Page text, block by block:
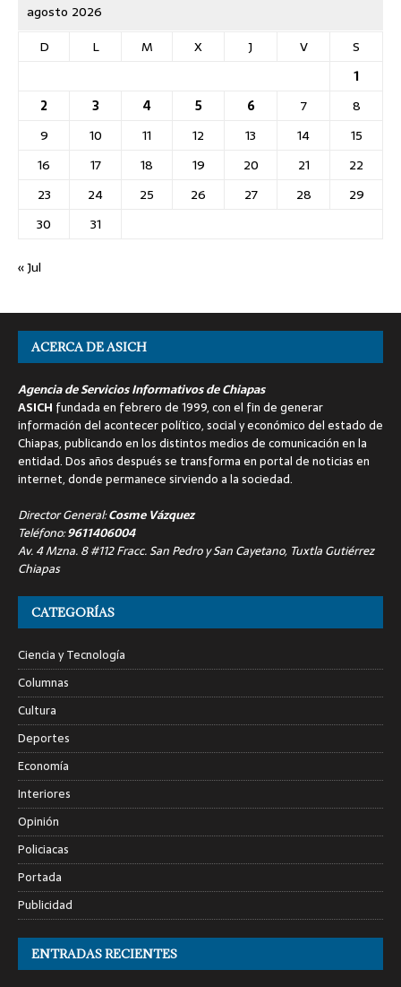
agosto 2026
D
L M X J V
S
1
2
3 4 5 6 7
8
9
10 11 12 13 14
15
16
17 18 19 20 21
22
23
24 25 26 27 28
29
30
31
« Jul
ACERCA DE ASICH
Agencia de Servicios Informativos de Chiapas
ASICH fundada en febrero de 1999, con el fin de generar
información del acontecer político, social y económico del estado de
Chiapas, publicando en los distintos medios de comunicación en la
entidad. Dos años después se transforma en portal de noticias en
internet, donde permanece sirviendo a la sociedad.
Director General:Cosme Vázquez
Teléfono:9611406004
Av. 4 Mzna. 8 #112 Fracc. San Pedro y San Cayetano, Tuxtla Gutiérrez
Chiapas
CATEGORÍAS
Ciencia y Tecnología
Columnas
Cultura
Deportes
Economía
Interiores
Opinión
Policiacas
Portada
Publicidad
ENTRADAS RECIENTES